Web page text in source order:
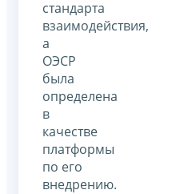
стандарта
взаимодействия,
а
ОЭСР
была
определена
в
качестве
платформы
по его
внедрению.